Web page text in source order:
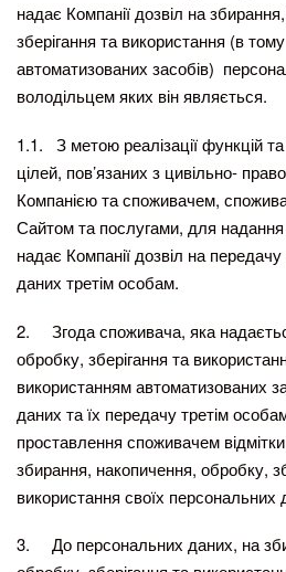
надає Компанії дозвіл на
зберігання та використання (в
автоматизованих засобів)
володільцем яких він являється.
1.1. З метою реалізації функцій
цілей, пов’язаних з цивільно-
Компанією та споживачем,
Сайтом та послугами, для
надає Компанії дозвіл на
даних третім особам.
2. Згода споживача, яка
обробку, зберігання та
використанням автоматизованих
даних та їх передачу третім
проставлення споживачем
збирання, накопичення, обробку,
використання своїх персональних
3. До персональних даних, на